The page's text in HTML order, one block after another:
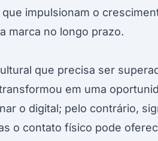
impulsionam o
marca no longo prazo.
que precisa ser
em uma
o digital; pelo contrário,
o contato físico pode